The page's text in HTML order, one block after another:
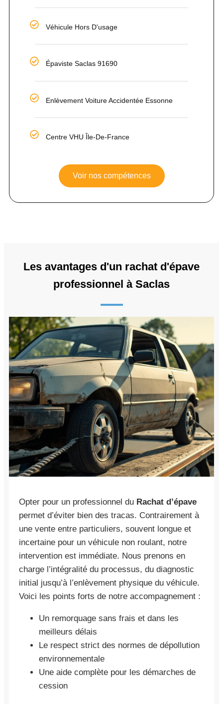
Véhicule Hors D'usage
Épaviste Saclas 91690
Enlèvement Voiture Accidentée Essonne
Centre VHU Île-De-France
Voir nos compétences
Les avantages d'un rachat d'épave
professionnel à Saclas
Opter pour un professionnel du Rachat d’épave
permet d’éviter bien des tracas. Contrairement à
une vente entre particuliers, souvent longue et
incertaine pour un véhicule non roulant, notre
intervention est immédiate. Nous prenons en
charge l’intégralité du processus, du diagnostic
initial jusqu’à l’enlèvement physique du véhicule.
Voici les points forts de notre accompagnement :
Un remorquage sans frais et dans les
meilleurs délais
Le respect strict des normes de dépollution
environnementale
Une aide complète pour les démarches de
cession